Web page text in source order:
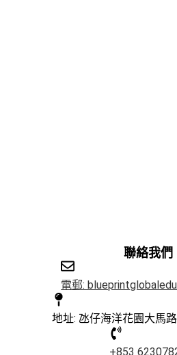
聯絡我們
電郵:
地址: 氹仔海洋花園大馬
+853